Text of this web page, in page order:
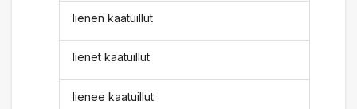
lienen kaatuillut
lienet kaatuillut
lienee kaatuillut